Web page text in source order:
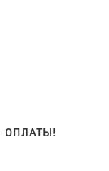
ОПЛАТЫ!